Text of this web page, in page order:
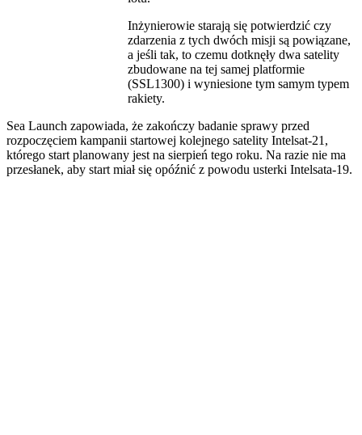
Inżynierowie starają się potwierdzić czy
zdarzenia z tych dwóch misji są powiązane,
a jeśli tak, to czemu dotknęły dwa satelity
zbudowane na tej samej platformie
(SSL1300) i wyniesione tym samym typem
rakiety.
Sea Launch zapowiada, że zakończy badanie sprawy przed
rozpoczęciem kampanii startowej kolejnego satelity Intelsat-21,
którego start planowany jest na sierpień tego roku. Na razie nie ma
przesłanek, aby start miał się opóźnić z powodu usterki Intelsata-19.